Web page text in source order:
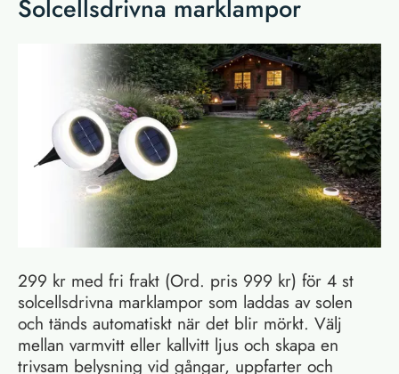
Solcellsdrivna marklampor
299 kr med fri frakt (Ord. pris 999 kr) för 4 st
solcellsdrivna marklampor som laddas av solen
och tänds automatiskt när det blir mörkt. Välj
mellan varmvitt eller kallvitt ljus och skapa en
trivsam belysning vid gångar, uppfarter och